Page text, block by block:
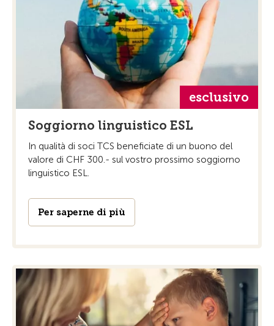
esclusivo
Soggiorno linguistico ESL
In qualità di soci TCS beneficiate di un buono del
valore di CHF 300.- sul vostro prossimo soggiorno
linguistico ESL.
Per saperne di più